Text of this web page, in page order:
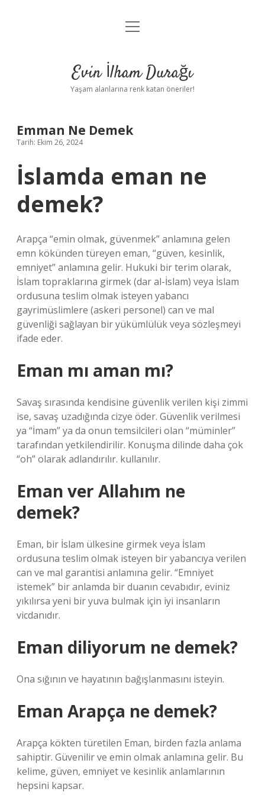
Anasayfa
Yasal Uyarı
menüyü
Evin İlham Durağı
Yaşam alanlarına renk katan öneriler!
Emman Ne Demek
Tarih: Ekim 26, 2024
İslamda eman ne
demek?
Arapça “emin olmak, güvenmek” anlamına gelen
emn kökünden türeyen eman, “güven, kesinlik,
emniyet” anlamına gelir. Hukuki bir terim olarak,
İslam topraklarına girmek (dar al-İslam) veya İslam
ordusuna teslim olmak isteyen yabancı
gayrimüslimlere (askeri personel) can ve mal
güvenliği sağlayan bir yükümlülük veya sözleşmeyi
ifade eder.
Eman mı aman mı?
Savaş sırasında kendisine güvenlik verilen kişi zimmi
ise, savaş uzadığında cizye öder. Güvenlik verilmesi
ya “İmam” ya da onun temsilcileri olan “müminler”
tarafından yetkilendirilir. Konuşma dilinde daha çok
“oh” olarak adlandırılır. kullanılır.
Eman ver Allahım ne
demek?
Eman, bir İslam ülkesine girmek veya İslam
ordusuna teslim olmak isteyen bir yabancıya verilen
can ve mal garantisi anlamına gelir. “Emniyet
istemek” bir anlamda bir duanın cevabıdır, eviniz
yıkılırsa yeni bir yuva bulmak için iyi insanların
vicdanıdır.
Eman diliyorum ne demek?
Ona sığının ve hayatının bağışlanmasını isteyin.
Eman Arapça ne demek?
Arapça kökten türetilen Eman, birden fazla anlama
sahiptir. Güvenilir ve emin olmak anlamına gelir. Bu
kelime, güven, emniyet ve kesinlik anlamlarının
hepsini kapsar.